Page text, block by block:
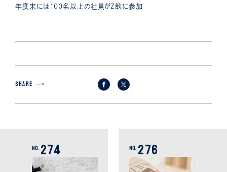
年度末には100名以上の社員がZ飲に参加
SHARE
No. 274 No. 276